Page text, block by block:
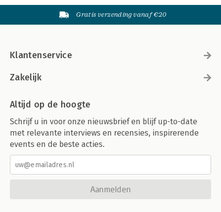
Gratis verzending vanaf €20
Klantenservice
Zakelijk
Altijd op de hoogte
Schrijf u in voor onze nieuwsbrief en blijf up-to-date
met relevante interviews en recensies, inspirerende
events en de beste acties.
Aanmelden